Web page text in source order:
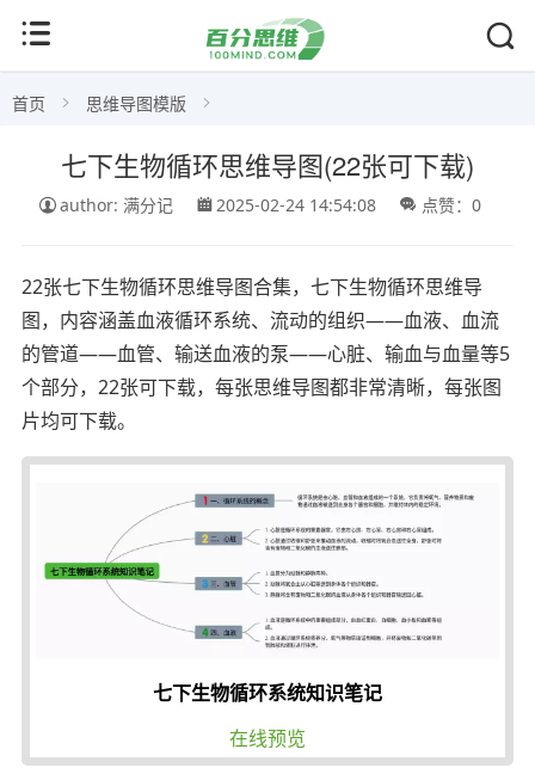
首页 思维导图模版
七下生物循环思维导图(22张可下载)
author: 满分记 2025-02-24 14:54:08 点赞：0
22张七下生物循环思维导图合集，七下生物循环思维导
图，内容涵盖血液循环系统、流动的组织——血液、血流
的管道——血管、输送血液的泵——心脏、输血与血量等5
个部分，22张可下载，每张思维导图都非常清晰，每张图
片均可下载。
七下生物循环系统知识笔记
在线预览